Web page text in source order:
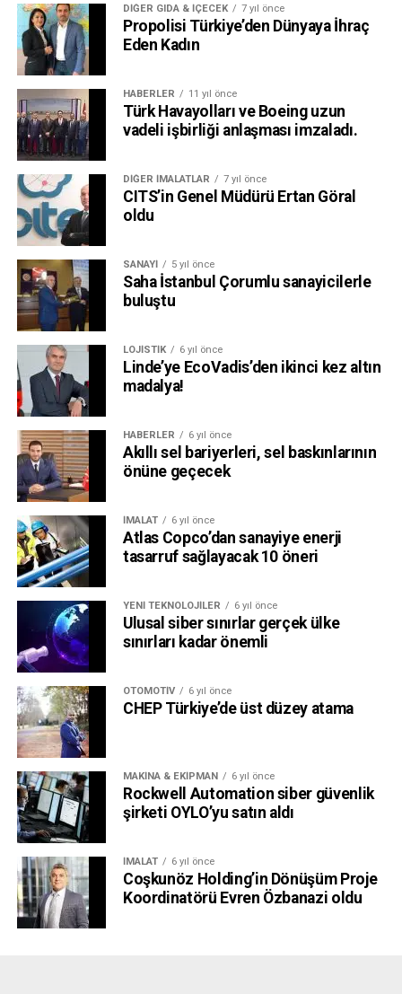
DIĞER GIDA & İÇECEK 7 yıl önce
Propolisi Türkiye’den Dünyaya İhraç
Eden Kadın
HABERLER 11 yıl önce
Türk Havayolları ve Boeing uzun
vadeli işbirliği anlaşması imzaladı.
DIĞER İMALATLAR 7 yıl önce
CITS’in Genel Müdürü Ertan Göral
oldu
SANAYI 5 yıl önce
Saha İstanbul Çorumlu sanayicilerle
buluştu
LOJISTIK 6 yıl önce
Linde’ye EcoVadis’den ikinci kez altın
madalya!
HABERLER 6 yıl önce
Akıllı sel bariyerleri, sel baskınlarının
önüne geçecek
İMALAT 6 yıl önce
Atlas Copco’dan sanayiye enerji
tasarruf sağlayacak 10 öneri
YENI TEKNOLOJILER 6 yıl önce
Ulusal siber sınırlar gerçek ülke
sınırları kadar önemli
OTOMOTIV 6 yıl önce
CHEP Türkiye’de üst düzey atama
MAKINA & EKIPMAN 6 yıl önce
Rockwell Automation siber güvenlik
şirketi OYLO’yu satın aldı
İMALAT 6 yıl önce
Coşkunöz Holding’in Dönüşüm Proje
Koordinatörü Evren Özbanazi oldu